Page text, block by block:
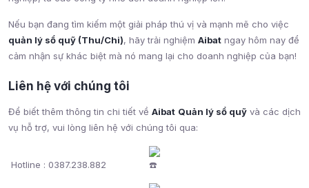
Nếu bạn đang tìm kiếm một giải pháp thú vị và mạnh mẽ cho việc
quản lý sổ quỹ (Thu/Chi), hãy trải nghiệm Aibat ngay hôm nay để
cảm nhận sự khác biệt mà nó mang lại cho doanh nghiệp của bạn!
Liên hệ với chúng tôi
Để biết thêm thông tin chi tiết về Aibat Quản lý sổ quỹ và các dịch
vụ hỗ trợ, vui lòng liên hệ với chúng tôi qua:
Hotline : 0387.238.882